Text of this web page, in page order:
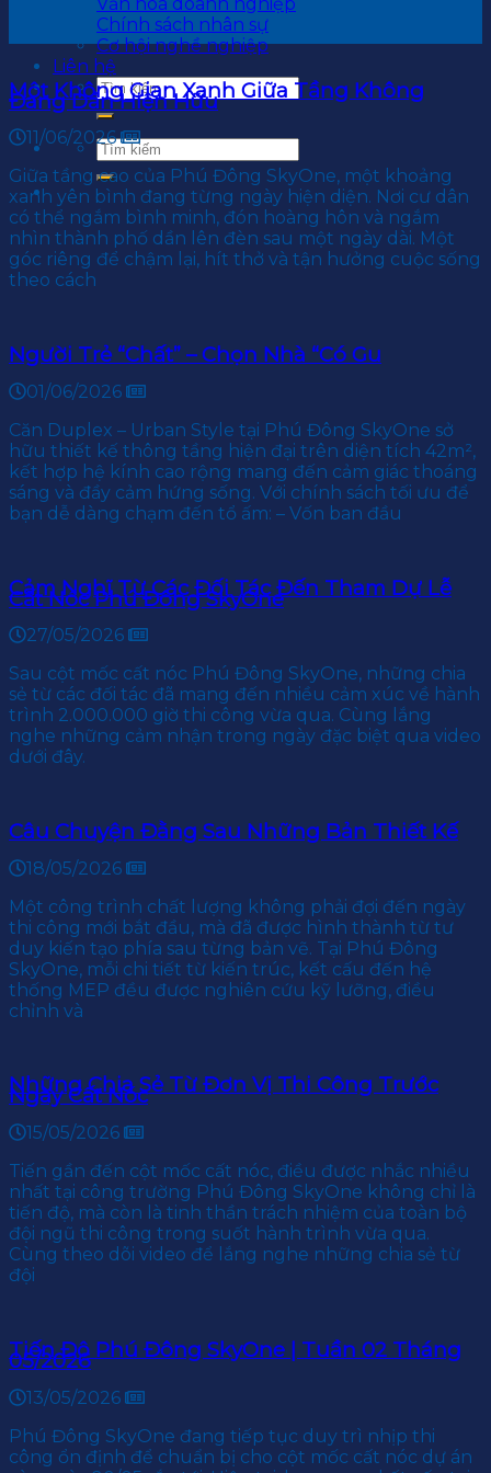
Chính sách nhân sự
Cơ hội nghề nghiệp
Liên hệ
Một Không Gian Xanh Giữa Tầng Không
Đang Dần Hiện Hữu
11/06/2026
Giữa tầng cao của Phú Đông SkyOne, một khoảng
xanh yên bình đang từng ngày hiện diện. Nơi cư dân
có thể ngắm bình minh, đón hoàng hôn và ngắm
nhìn thành phố dần lên đèn sau một ngày dài. Một
góc riêng để chậm lại, hít thở và tận hưởng cuộc sống
theo cách
Người Trẻ “Chất” – Chọn Nhà “Có Gu
01/06/2026
Căn Duplex – Urban Style tại Phú Đông SkyOne sở
hữu thiết kế thông tầng hiện đại trên diện tích 42m²,
kết hợp hệ kính cao rộng mang đến cảm giác thoáng
sáng và đầy cảm hứng sống. Với chính sách tối ưu để
bạn dễ dàng chạm đến tổ ấm: – Vốn ban đầu
Cảm Nghĩ Từ Các Đối Tác Đến Tham Dự Lễ
Cất Nóc Phú Đông SkyOne
27/05/2026
Sau cột mốc cất nóc Phú Đông SkyOne, những chia
sẻ từ các đối tác đã mang đến nhiều cảm xúc về hành
trình 2.000.000 giờ thi công vừa qua. Cùng lắng
nghe những cảm nhận trong ngày đặc biệt qua video
dưới đây.
Câu Chuyện Đằng Sau Những Bản Thiết Kế
18/05/2026
Một công trình chất lượng không phải đợi đến ngày
thi công mới bắt đầu, mà đã được hình thành từ tư
duy kiến tạo phía sau từng bản vẽ. Tại Phú Đông
SkyOne, mỗi chi tiết từ kiến trúc, kết cấu đến hệ
thống MEP đều được nghiên cứu kỹ lưỡng, điều
chỉnh và
Những Chia Sẻ Từ Đơn Vị Thi Công Trước
Ngày Cất Nóc
15/05/2026
Tiến gần đến cột mốc cất nóc, điều được nhắc nhiều
nhất tại công trường Phú Đông SkyOne không chỉ là
tiến độ, mà còn là tinh thần trách nhiệm của toàn bộ
đội ngũ thi công trong suốt hành trình vừa qua.
Cùng theo dõi video để lắng nghe những chia sẻ từ
đội
Tiến Độ Phú Đông SkyOne | Tuần 02 Tháng
05/2026
13/05/2026
Phú Đông SkyOne đang tiếp tục duy trì nhịp thi
công ổn định để chuẩn bị cho cột mốc cất nóc dự án